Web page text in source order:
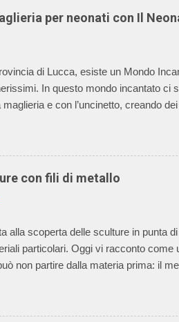
per neonati con Il
di Lucca, esiste un Mondo
In questo mondo incantato ci
e con l’uncinetto, creando
dei bambini. Oggi l’azienda
settore “maglieria esterna diminuita”
sua famiglia. La caratteristica della
che permettono di realizzare
rettangolo di maglia dal quale tagliare
con fili di metallo
alla scoperta delle sculture in punta
particolari. Oggi vi racconto come
non partire dalla materia prima: il
produzione di oggetti di arte
è diffuso fin dalle civiltà più